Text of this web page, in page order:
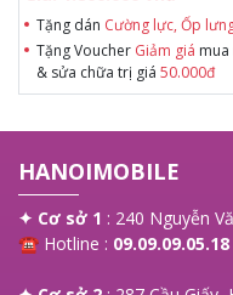
Tặng dán Cường lực, Ốp
Tặng Voucher Giảm giá
& sửa chữa trị giá 50.000đ
HANOIMOBILE
✦ Cơ sở 1 : 240 Nguyễn
☎ Hotline : 09.09.09.05.18